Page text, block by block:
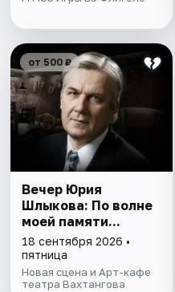
от 500 ₽
Вечер Юрия
Шлыкова: По волне
моей памяти...
18 сентября 2026 •
пятница
Новая сцена и Арт-кафе
театра Вахтангова